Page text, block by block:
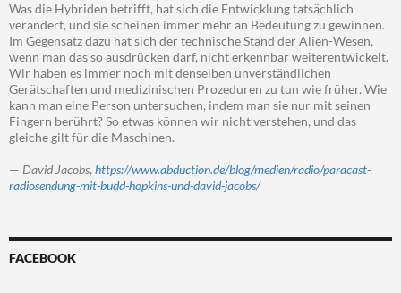
Was die Hybriden betrifft, hat sich die Entwicklung tatsächlich
verändert, und sie scheinen immer mehr an Bedeutung zu gewinnen.
Im Gegensatz dazu hat sich der technische Stand der Alien-Wesen,
wenn man das so ausdrücken darf, nicht erkennbar weiterentwickelt.
Wir haben es immer noch mit denselben unverständlichen
Gerätschaften und medizinischen Prozeduren zu tun wie früher. Wie
kann man eine Person untersuchen, indem man sie nur mit seinen
Fingern berührt? So etwas können wir nicht verstehen, und das
gleiche gilt für die Maschinen.
— David Jacobs, https://www.abduction.de/blog/medien/radio/paracast-
radiosendung-mit-budd-hopkins-und-david-jacobs/
FACEBOOK